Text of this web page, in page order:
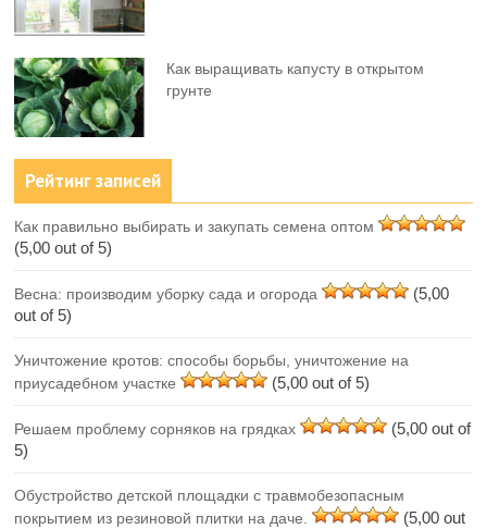
Как выращивать капусту в открытом
грунте
Рейтинг записей
Как правильно выбирать и закупать семена оптом
(5,00 out of 5)
Весна: производим уборку сада и огорода
(5,00
out of 5)
Уничтожение кротов: способы борьбы, уничтожение на
приусадебном участке
(5,00 out of 5)
Решаем проблему сорняков на грядках
(5,00 out of
5)
Обустройство детской площадки с травмобезопасным
покрытием из резиновой плитки на даче.
(5,00 out